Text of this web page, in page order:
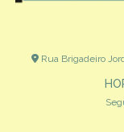
Rua Brigadeiro